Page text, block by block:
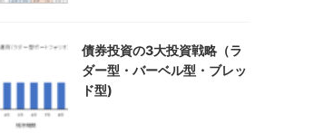
債券投資の3大投資戦略（ラ
ダー型・バーベル型・ブレッ
ド型)